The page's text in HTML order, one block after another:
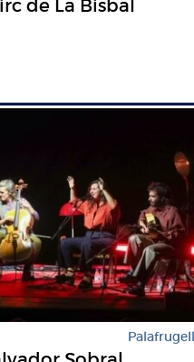
de La Bisbal
Palafrugell